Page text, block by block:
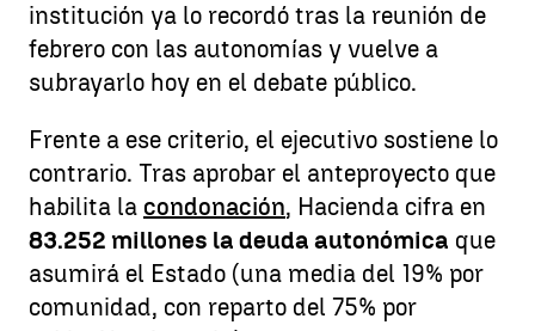
institución ya lo recordó tras la reunión de
febrero con las autonomías y vuelve a
subrayarlo hoy en el debate público.
Frente a ese criterio, el ejecutivo sostiene lo
contrario. Tras aprobar el anteproyecto que
habilita la condonación, Hacienda cifra en
83.252 millones la deuda autonómica que
asumirá el Estado (una media del 19% por
comunidad, con reparto del 75% por